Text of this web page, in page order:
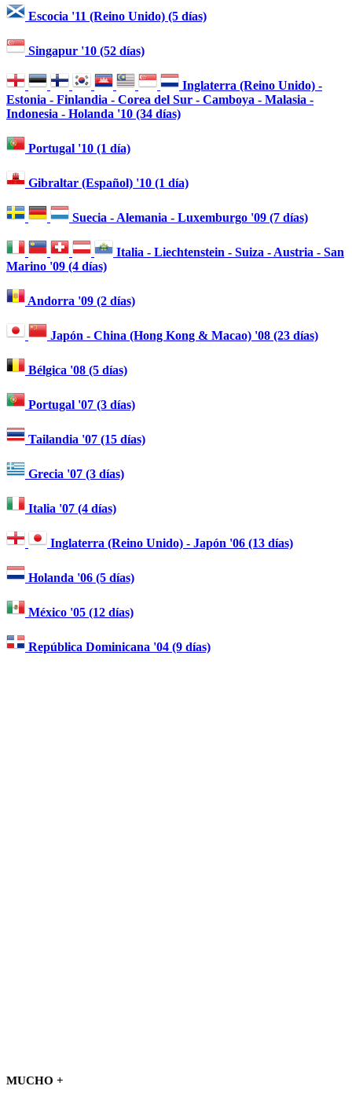
Escocia '11 (Reino Unido) (5 días)
Singapur '10 (52 días)
Inglaterra (Reino Unido) -
Estonia - Finlandia - Corea del Sur - Camboya - Malasia -
Indonesia - Holanda '10 (34 días)
Portugal '10 (1 día)
Gibraltar (Español) '10 (1 día)
Suecia - Alemania - Luxemburgo '09 (7 días)
Italia - Liechtenstein - Suiza - Austria - San
Marino '09 (4 días)
Andorra '09 (2 días)
Japón - China (Hong Kong & Macao) '08 (23 días)
Bélgica '08 (5 días)
Portugal '07 (3 días)
Tailandia '07 (15 días)
Grecia '07 (3 días)
Italia '07 (4 días)
Inglaterra (Reino Unido) - Japón '06 (13 días)
Holanda '06 (5 días)
México '05 (12 días)
República Dominicana '04 (9 días)
MUCHO +